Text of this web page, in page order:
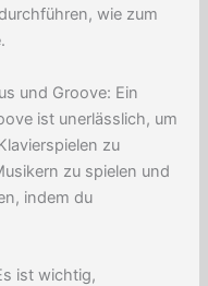
wie zum
und Groove: Ein
ist unerlässlich, um
zu
zu spielen und
indem du
ist wichtig,